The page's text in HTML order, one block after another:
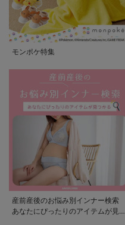
モンポケ特集
産前産後のお悩み別インナー検索
あなたにぴったりのアイテムが見つ